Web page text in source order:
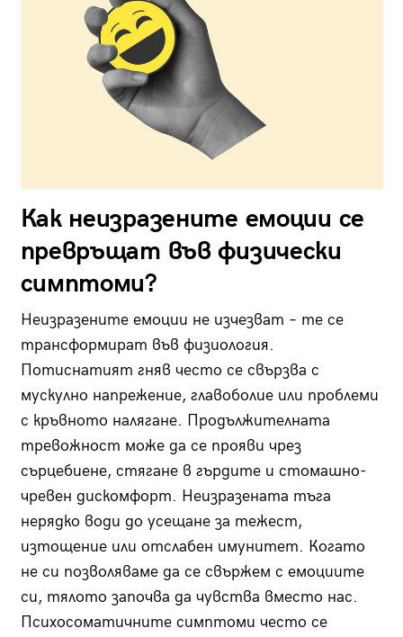
Как неизразените емоции се
превръщат във физически
симптоми?
Неизразените емоции не изчезват – те се
трансформират във физиология.
Потиснатият гняв често се свързва с
мускулно напрежение, главоболие или проблеми
с кръвното налягане. Продължителната
тревожност може да се прояви чрез
сърцебиене, стягане в гърдите и стомашно-
чревен дискомфорт. Неизразената тъга
нерядко води до усещане за тежест,
изтощение или отслабен имунитет. Когато
не си позволяваме да се свържем с емоциите
си, тялото започва да чувства вместо нас.
Психосоматичните симптоми често се